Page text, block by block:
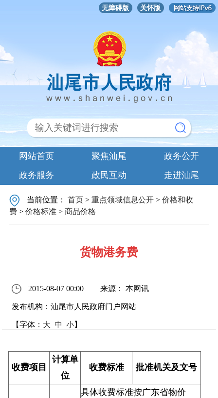
无障碍版 关怀版
网站首页 聚焦汕尾
政务公开
政务服务
政民互动 走进汕尾
当前位置：首页 >重点领域信息公开 >价格和收
费 >价格标准 >商品价格
货物港务费
2015-08-07 00:00 来源： 本网讯
发布机构：汕尾市人民政府门户网站
【字体： 大 中 小】
收费项目
计算单
位
收费标准 批准机关及文号
具体收费标准按广东省物价